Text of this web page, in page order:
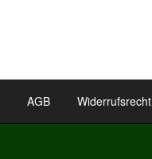
AGB Widerrufsrecht